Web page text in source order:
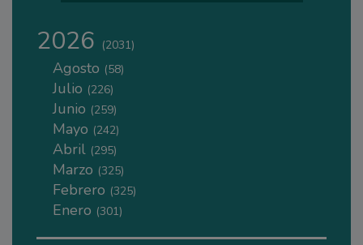
2026 (2031)
Agosto (58)
Julio (226)
Junio (259)
Mayo (242)
Abril (295)
Marzo (325)
Febrero (325)
Enero (301)